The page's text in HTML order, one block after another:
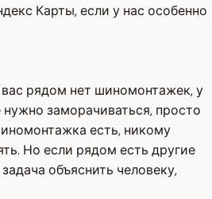
Карты, если у нас особенно
рядом нет шиномонтажек, у
заморачиваться, просто
есть, никому
Но если рядом есть другие
объяснить человеку,